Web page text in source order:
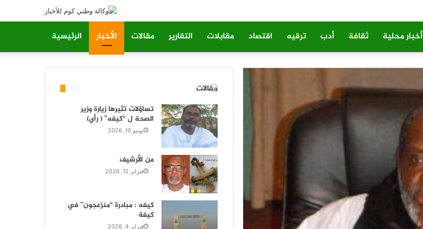
الرئيسية الأخبار مقالات التقارير مقابلات اقتصاد ترقيه أدب ثقافة أخبار محلية
مقالات
تساؤلات تثيرها زيارة وزير
الصحة ل “كيفه” ( رأي)
يونيو 10, 2026
من الأرشيف
فبراير 12, 2026
كيفه : مبادرة “منزعجون” في
كيفة
فبراير 4, 2026